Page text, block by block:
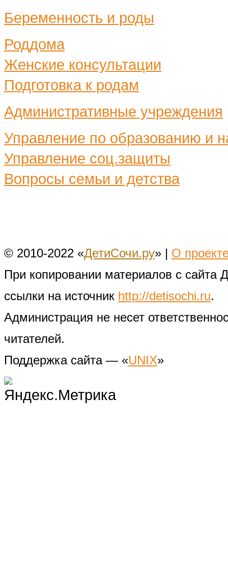
Беременность и роды
Роддома
Женские консультации
Подготовка к родам
Административные учреждения
Управление по образованию и
Управление соц.защиты
Вопросы семьи и детства
© 2010-2022 «ДетиСочи.ру» | О
При копировании материалов с сайта
ссылки на источник http://detisochi.ru.
Администрация не несет
читателей.
Поддержка сайта — «UNIX»